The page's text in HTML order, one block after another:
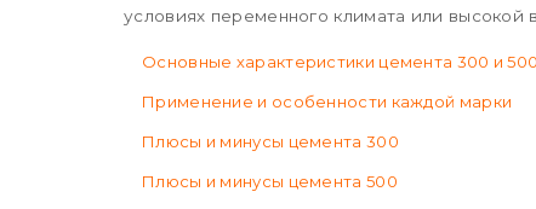
условиях переменного климата или высокой
Основные характеристики цемента 300 и 500
Применение и особенности каждой марки
Плюсы и минусы цемента 300
Плюсы и минусы цемента 500